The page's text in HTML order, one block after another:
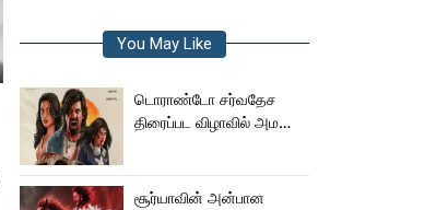
You May Like
டொராண்டோ சர்வதேச
திரைப்பட விழாவில் அமலா
சூர்யாவின் அன்பான